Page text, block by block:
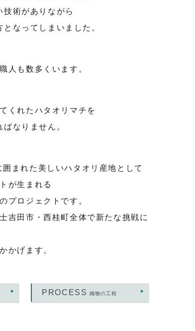
術がありながら
なってしまいました。
人も数多くいます。
くれたハタオリマチを
なりません。
まれた美しいハタオリ産地として
が生まれる
プロジェクトです。
吉田市・西桂町全体で新たな挑戦に
かげます。
PROCESS 織物の工程